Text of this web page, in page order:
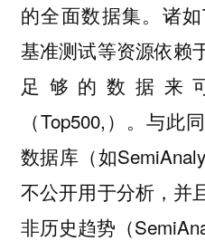
的全面数据集。诸
基准测试等资源依赖
足够的数据来
（Top500,）。与此
数据库（如
不公开用于分析，并
非历史趋势（